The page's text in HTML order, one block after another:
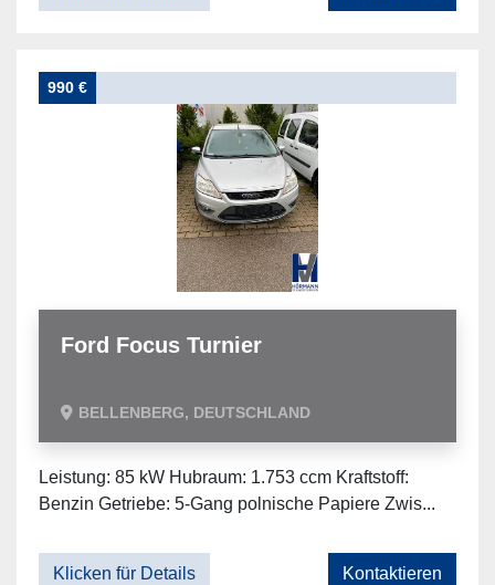
990 €
Ford Focus Turnier
BELLENBERG, DEUTSCHLAND
Leistung: 85 kW Hubraum: 1.753 ccm Kraftstoff:
Benzin Getriebe: 5-Gang polnische Papiere Zwis...
Klicken für Details Kontaktieren